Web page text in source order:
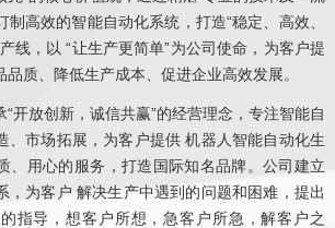
制高效的智能自动化系统，打造“稳定、高效、
线，以 “让生产更简单”为公司使命，为客户提
质、降低生产成本、促进企业高效发展。
放创新，诚信共赢”的经营理念，专注智能自
、市场拓展，为客户提供 机器人智能自动化生
、用心的服务，打造国际知名品牌。公司建立
，为客户 解决生产中遇到的问题和困难，提出
指导，想客户所想，急客户所急，解客户之